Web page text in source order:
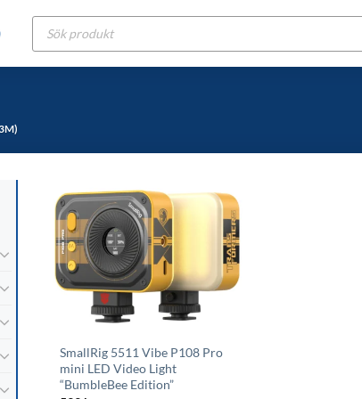
Produktsökning
SmallRig 5511 Vibe P108 Pro
mini LED Video Light
“BumbleBee Edition”